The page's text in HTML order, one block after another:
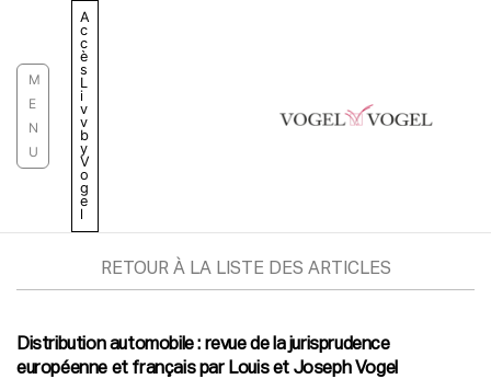
M
E
N
U
A
c
c
è
s
L
i
v
v
b
y
V
o
g
e
l
RETOUR À LA LISTE DES ARTICLES
Distribution automobile : revue de la jurisprudence
européenne et français par Louis et Joseph Vogel